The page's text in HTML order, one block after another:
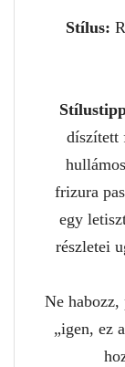
Stílus:
díszített
frizura
egy
részletei
Ne
„igen, ez